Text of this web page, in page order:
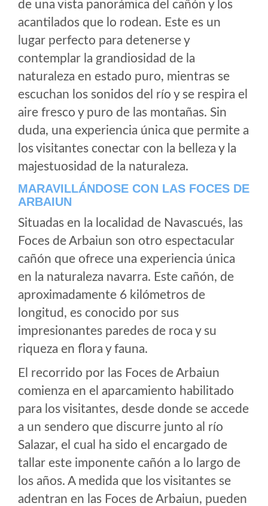
de una vista panorámica del cañón y los
acantilados que lo rodean. Este es un
lugar perfecto para detenerse y
contemplar la grandiosidad de la
naturaleza en estado puro, mientras se
escuchan los sonidos del río y se respira el
aire fresco y puro de las montañas. Sin
duda, una experiencia única que permite a
los visitantes conectar con la belleza y la
majestuosidad de la naturaleza.
MARAVILLÁNDOSE CON LAS FOCES DE
ARBAIUN
Situadas en la localidad de Navascués, las
Foces de Arbaiun son otro espectacular
cañón que ofrece una experiencia única
en la naturaleza navarra. Este cañón, de
aproximadamente 6 kilómetros de
longitud, es conocido por sus
impresionantes paredes de roca y su
riqueza en flora y fauna.
El recorrido por las Foces de Arbaiun
comienza en el aparcamiento habilitado
para los visitantes, desde donde se accede
a un sendero que discurre junto al río
Salazar, el cual ha sido el encargado de
tallar este imponente cañón a lo largo de
los años. A medida que los visitantes se
adentran en las Foces de Arbaiun, pueden